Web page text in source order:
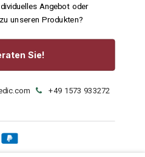
Angebot oder
unseren Produkten?
Sie!
+49 1573 933272